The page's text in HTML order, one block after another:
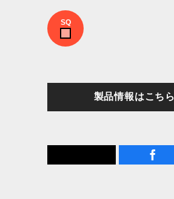
SQ
製品情報はこち